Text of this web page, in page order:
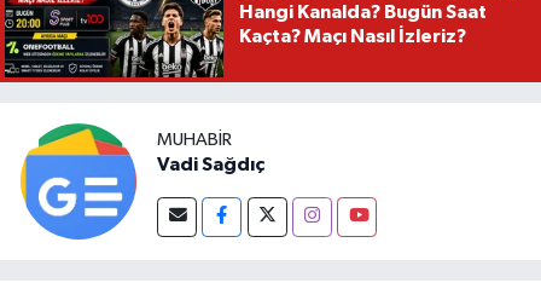
Hangi Kanalda? Bugün Saat
Kaçta? Maçı Nasıl İzleriz?
MUHABIR
Vadi Sağdıç